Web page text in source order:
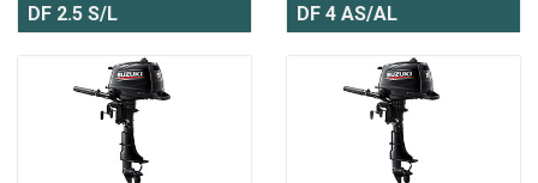
DF 2.5 S/L DF 4 AS/AL